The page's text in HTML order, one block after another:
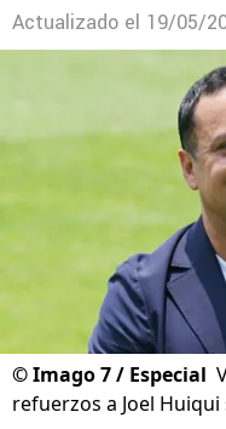
Actualizado el 19/05/
©Imago 7 / Especial
refuerzos a Joel